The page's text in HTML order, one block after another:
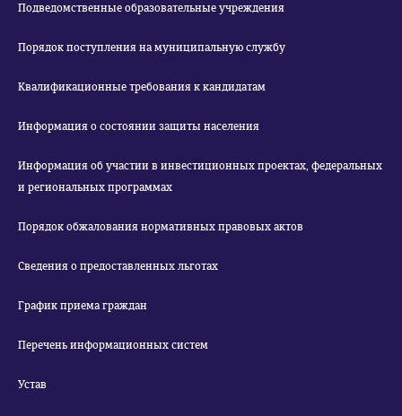
Подведомственные образовательные учреждения
Порядок поступления на муниципальную службу
Квалификационные требования к кандидатам
Информация о состоянии защиты населения
Информация об участии в инвестиционных проектах, федеральных
и региональных программах
Порядок обжалования нормативных правовых актов
Сведения о предоставленных льготах
График приема граждан
Перечень информационных систем
Устав